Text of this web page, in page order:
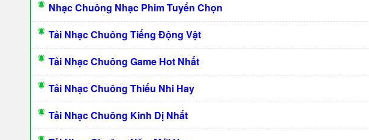
Nhạc Chuông Nhạc Phim Tuyển Chọn
Tải Nhạc Chuông Tiếng Động Vật
Tải Nhạc Chuông Game Hot Nhất
Tải Nhạc Chuông Thiếu Nhi Hay
Tải Nhạc Chuông Kinh Dị Nhất